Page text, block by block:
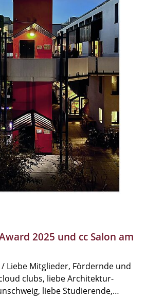
2025 und cc Salon am
Liebe Mitglieder, Fördernde und
clubs, liebe Architektur-
liebe Studierende,…